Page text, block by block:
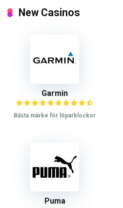
New Casinos
Garmin
Bästa märke för löparklockor
Puma